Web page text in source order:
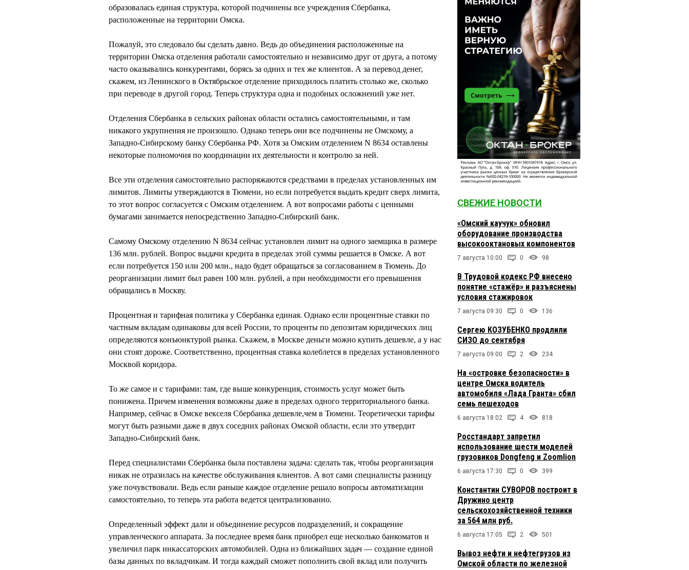
образовалась единая структура, которой подчинены все учреждения Сбербанка,
расположенные на территории Омска.
Пожалуй, это следовало бы сделать давно. Ведь до объединения расположенные на
территории Омска отделения работали самостоятельно и независимо друг от друга, а потому
часто оказывались конкурентами, борясь за одних и тех же клиентов. А за перевод денег,
скажем, из Ленинского в Октябрьское отделение приходилось платить столько же, сколько
при переводе в другой город. Теперь структура одна и подобных осложнений уже нет.
Отделения Сбербанка в сельских районах области остались самостоятельными, и там
никакого укрупнения не произошло. Однако теперь они все подчинены не Омскому, а
Западно-Сибирскому банку Сбербанка РФ. Хотя за Омским отделением N 8634 оставлены
некоторые полномочия по координации их деятельности и контролю за ней.
Все эти отделения самостоятельно распоряжаются средствами в пределах установленных им
лимитов. Лимиты утверждаются в Тюмени, но если потребуется выдать кредит сверх лимита,
то этот вопрос согласуется с Омским отделением. А вот вопросами работы с ценными
бумагами занимается непосредственно Западно-Сибирский банк.
Самому Омскому отделению N 8634 сейчас установлен лимит на одного заемщика в размере
136 млн. рублей. Вопрос выдачи кредита в пределах этой суммы решается в Омске. А вот
если потребуется 150 или 200 млн., надо будет обращаться за согласованием в Тюмень. До
реорганизации лимит был равен 100 млн. рублей, а при необходимости его превышения
обращались в Москву.
Процентная и тарифная политика у Сбербанка единая. Однако если процентные ставки по
частным вкладам одинаковы для всей России, то проценты по депозитам юридических лиц
определяются конъюнктурой рынка. Скажем, в Москве деньги можно купить дешевле, а у нас
они стоят дороже. Соответственно, процентная ставка колеблется в пределах установленного
Москвой коридора.
То же самое и с тарифами: там, где выше конкуренция, стоимость услуг может быть
понижена. Причем изменения возможны даже в пределах одного территориального банка.
Например, сейчас в Омске векселя Сбербанка дешевле,чем в Тюмени. Теоретически тарифы
могут быть разными даже в двух соседних районах Омской области, если это утвердит
Западно-Сибирский банк.
Перед специалистами Сбербанка была поставлена задача: сделать так, чтобы реорганизация
никак не отразилась на качестве обслуживания клиентов. А вот сами специалисты разницу
уже почувствовали. Ведь если раньше каждое отделение решало вопросы автоматизации
самостоятельно, то теперь эта работа ведется централизованно.
Определенный эффект дали и объединение ресурсов подразделений, и сокращение
управленческого аппарата. За последнее время банк приобрел еще несколько банкоматов и
увеличил парк инкассаторских автомобилей. Одна из ближайших задач — создание единой
базы данных по вкладчикам. И тогда каждый сможет пополнить свой вклад или получить
СВЕЖИЕ НОВОСТИ
«Омский каучук» обновил
оборудование производства
высокооктановых компонентов
7 августа 10:00 0 98
В Трудовой кодекс РФ внесено
понятие «стажёр» и разъяснены
условия стажировок
7 августа 09:30 0 136
Сергею КОЗУБЕНКО продлили
СИЗО до сентября
7 августа 09:00 2 234
На «островке безопасности» в
центре Омска водитель
автомобиля «Лада Гранта» сбил
семь пешеходов
6 августа 18:02 4 818
Росстандарт запретил
использование шести моделей
грузовиков Dongfeng и Zoomlion
6 августа 17:30 0 399
Константин СУВОРОВ построит в
Дружино центр
сельскохозяйственной техники
за 564 млн руб.
6 августа 17:05 2 501
Вывоз нефти и нефтегрузов из
Омской области по железной